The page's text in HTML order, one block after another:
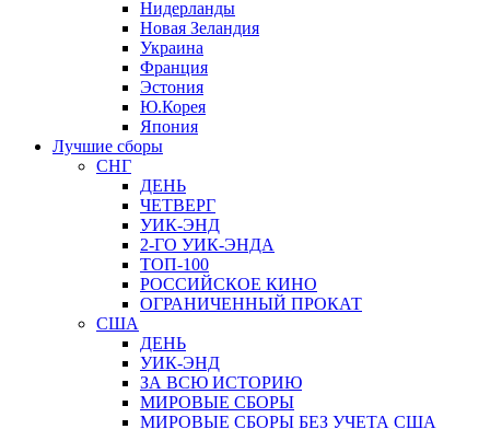
Нидерланды
Новая Зеландия
Украина
Франция
Эстония
Ю.Корея
Япония
Лучшие сборы
СНГ
ДЕНЬ
ЧЕТВЕРГ
УИК-ЭНД
2-ГО УИК-ЭНДА
ТОП-100
РОССИЙСКОЕ КИНО
ОГРАНИЧЕННЫЙ ПРОКАТ
США
ДЕНЬ
УИК-ЭНД
ЗА ВСЮ ИСТОРИЮ
МИРОВЫЕ СБОРЫ
МИРОВЫЕ СБОРЫ БЕЗ УЧЕТА США